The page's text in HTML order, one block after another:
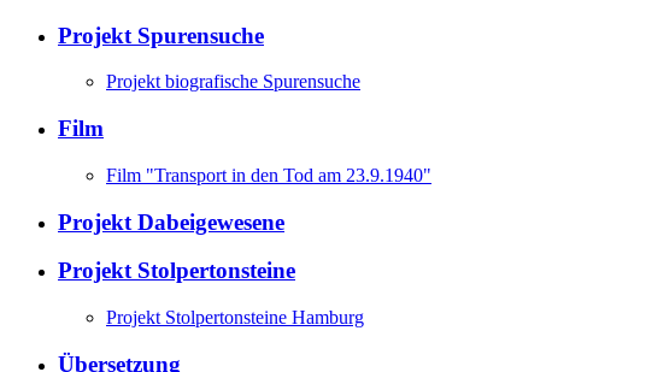
Projekt Spurensuche
Projekt biografische Spurensuche
Film
Film "Transport in den Tod am 23.9.1940"
Projekt Dabeigewesene
Projekt Stolpertonsteine
Projekt Stolpertonsteine Hamburg
Übersetzung